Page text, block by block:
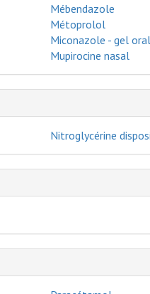
Mébendazole
Métoprolol
Miconazole - gel oral
Mupirocine nasal
Nitroglycérine